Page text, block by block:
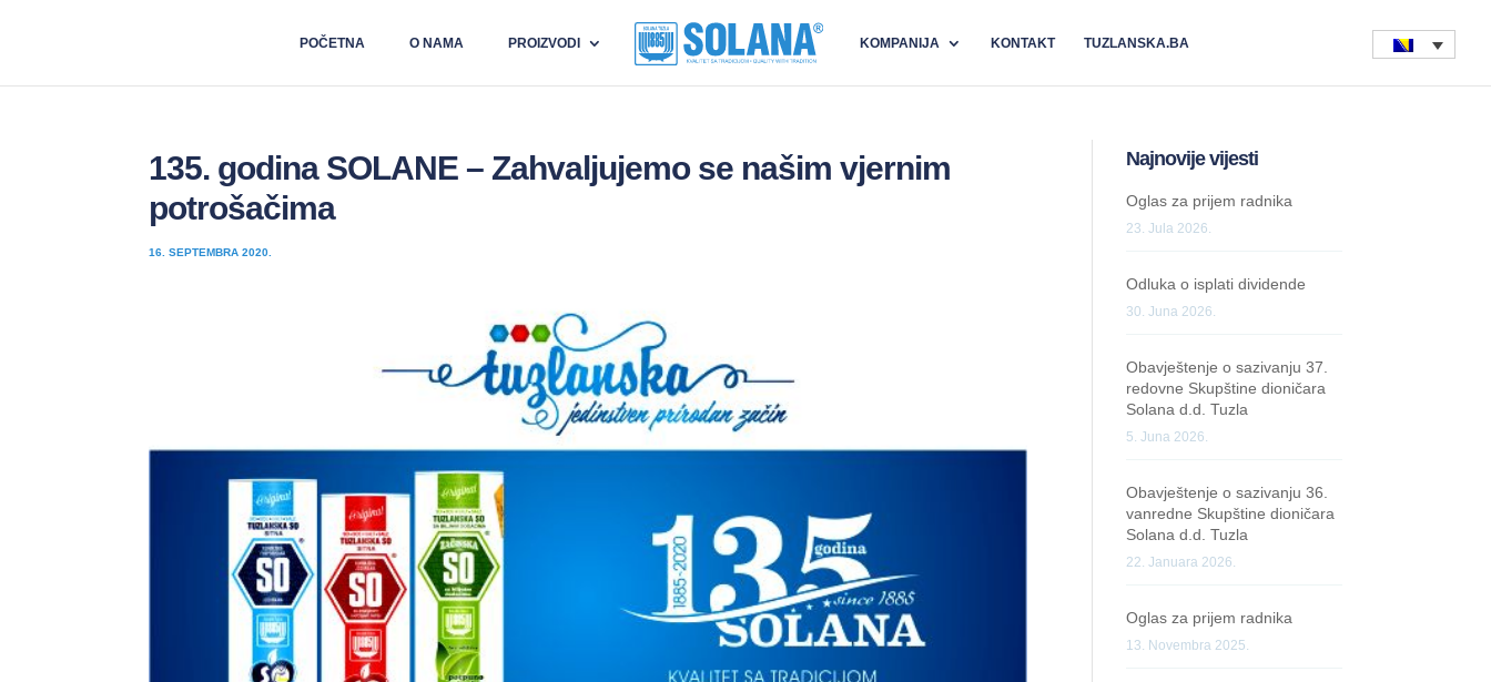
POČETNA O NAMA PROIZVODI KOMPANIJA KONTAKT TUZLANSKA.BA
135. godina SOLANE – Zahvaljujemo se našim vjernim
potrošačima
16. SEPTEMBRA 2020.
Najnovije vijesti
Oglas za prijem radnika
23. Jula 2026.
Odluka o isplati dividende
30. Juna 2026.
Obavještenje o sazivanju 37.
redovne Skupštine dioničara
Solana d.d. Tuzla
5. Juna 2026.
Obavještenje o sazivanju 36.
vanredne Skupštine dioničara
Solana d.d. Tuzla
22. Januara 2026.
Oglas za prijem radnika
13. Novembra 2025.